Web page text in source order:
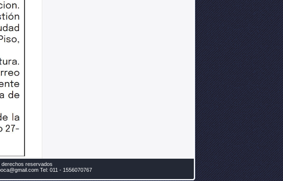
derechos reservados
Tel: 011 - 1556070767